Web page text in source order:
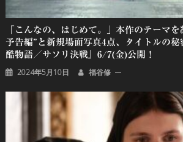
「こんなの、はじめて。」本作のテーマ
予告編”と新規場面写真4点、タイトルの
酷物語／サソリ決戦』6/7(金)公開！
2024年5月10日 福谷修